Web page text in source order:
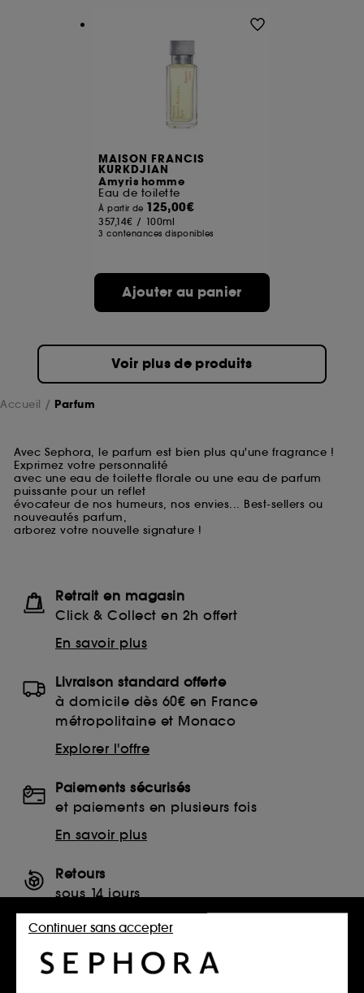
MAISON FRANCIS
KURKDJIAN
Amyris homme
Eau de toilette
À partir de 125,00€
357,14€ / 100ml
3 contenances disponibles
Ajouter au panier
Voir plus de produits
Accueil Parfum
Avec Sephora, le parfum est bien plus qu'une fragrance !
Exprimez votre personnalité
avec une eau de toilette florale ou une eau de parfum
puissante pour un reflet
évocateur de nos humeurs, nos envies... Best-sellers ou
nouveautés parfum,
arborez votre nouvelle signature !
Retrait en magasin
Click & Collect en 2h offert
En savoir plus
Livraison standard offerte
à domicile dès 60€ en France
métropolitaine et Monaco
Explorer l'offre
Paiements sécurisés
et paiements en plusieurs fois
En savoir plus
Retours
sous 14 jours
Retourner mon article
SERVICES, CONTACT ET CONDITIONS DES OFFRES
Continuer sans accepter